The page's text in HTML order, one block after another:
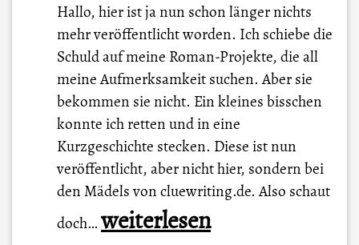
Hallo, hier ist ja nun schon länger nichts
mehr veröffentlicht worden. Ich schiebe die
Schuld auf meine Roman-Projekte, die all
meine Aufmerksamkeit suchen. Aber sie
bekommen sie nicht. Ein kleines bisschen
konnte ich retten und in eine
Kurzgeschichte stecken. Diese ist nun
veröffentlicht, aber nicht hier, sondern bei
den Mädels von cluewriting.de. Also schaut
doch…A
weiterlesen